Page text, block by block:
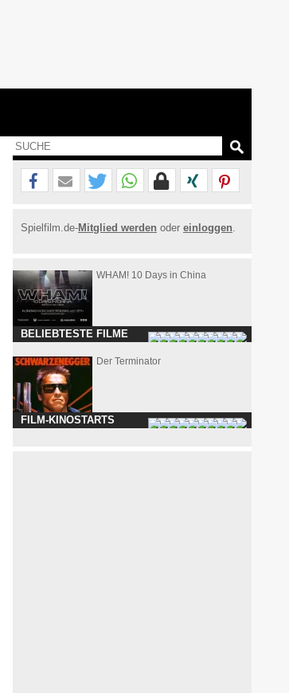
Spielfilm.de-Mitglied werden oder einloggen.
WHAM! 10 Days in China
BELIEBTESTE FILME
Der Terminator
FILM-KINOSTARTS